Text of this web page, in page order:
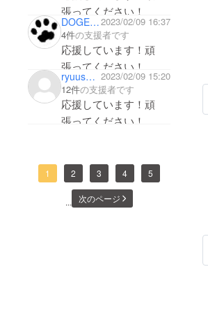
張ってください！
DOGEGG2023/02/09 16:37
4件の支援者です
応援しています！頑
張ってください！
ryuusuke0827 2023/02/09 15:20
12件の支援者です
応援しています！頑
張ってください！
1 2 3 4 5
... 次のページ